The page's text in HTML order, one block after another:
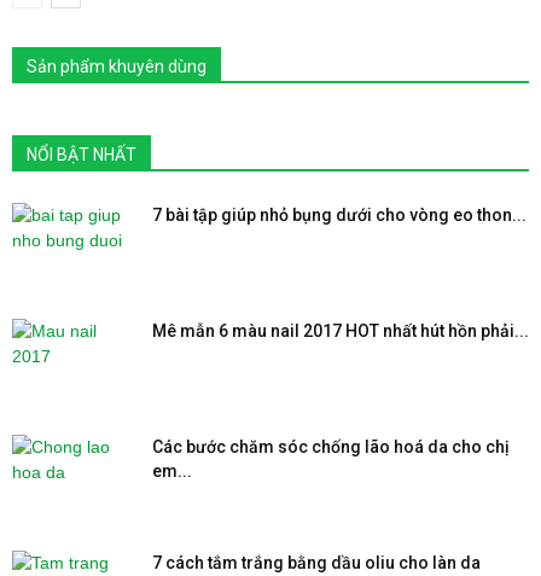
Sản phẩm khuyên dùng
NỔI BẬT NHẤT
7 bài tập giúp nhỏ bụng dưới cho vòng eo thon...
Mê mẫn 6 màu nail 2017 HOT nhất hút hồn phải...
Các bước chăm sóc chống lão hoá da cho chị
em...
7 cách tắm trắng bằng dầu oliu cho làn da